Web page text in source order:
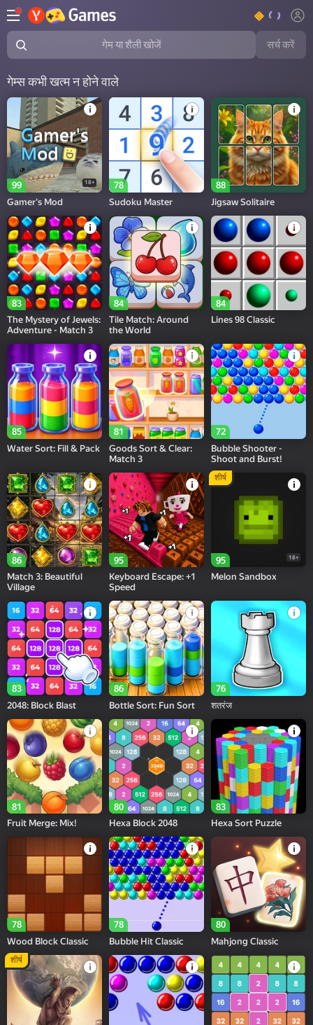
गेम या शैली खोजें सर्च करें
गेम्स कभी खत्म न होने वाले
99 18+
Gamer's Mod
78
Sudoku Master
88
Jigsaw Solitaire
83
The Mystery of Jewels:
Adventure - Match 3
84
Tile Match: Around
the World
84
Lines 98 Classic
85
Water Sort: Fill & Pack
81
Goods Sort & Clear:
Match 3
72
Bubble Shooter -
Shoot and Burst!
86
Match 3: Beautiful
Village
95
Keyboard Escape: +1
Speed
95 18+
शीर्ष
Melon Sandbox
83
2048: Block Blast
86
Bottle Sort: Fun Sort
76
शतरंज
81
Fruit Merge: Mix!
80
Hexa Block 2048
83
Hexa Sort Puzzle
78
Wood Block Classic
78
Bubble Hit Classic
80
Mahjong Classic
शीर्ष